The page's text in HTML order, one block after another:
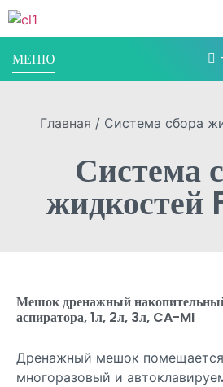
МЕНЮ
Главная / Система сбора
Система
жидкостей
Мешок дренажный
аспиратора, 1л, 2л, 3л, CA-MI
Дренажный мешок
многоразовый и